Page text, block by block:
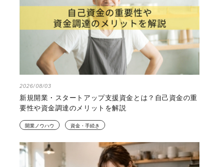
2026/08/03
新規開業・スタートアップ支援資金とは？自己資金の重
要性や資金調達のメリットを解説
開業ノウハウ 資金・手続き